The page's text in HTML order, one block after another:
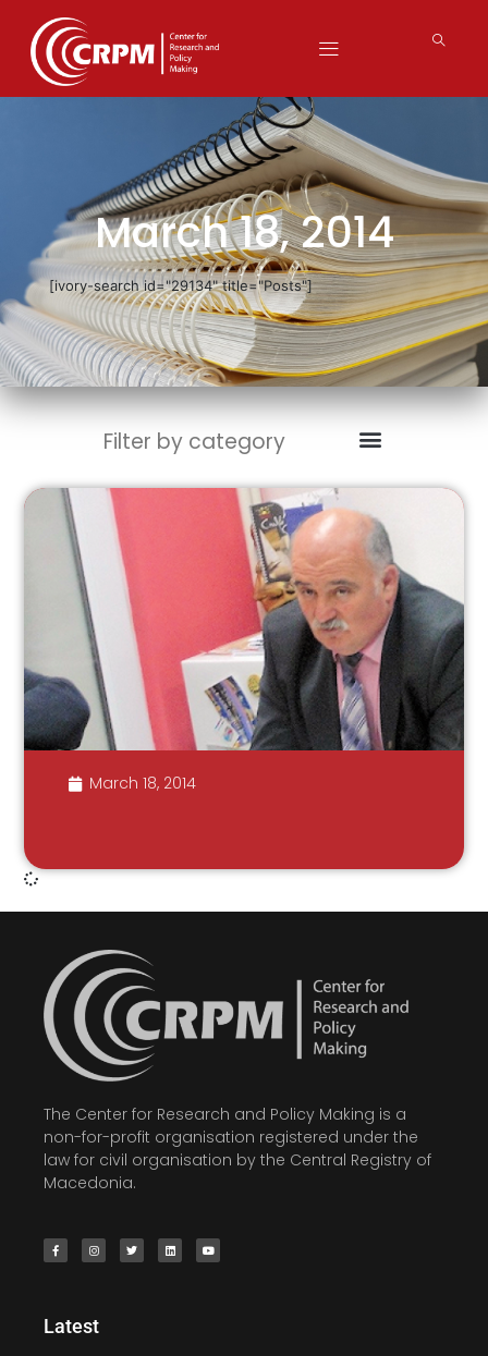
March 18, 2014
[ivory-search id="29134" title="Posts"]
Filter by category
March 18, 2014
The Center for Research and Policy Making is a
non-for-profit organisation registered under the
law for civil organisation by the Central Registry of
Macedonia.
Latest